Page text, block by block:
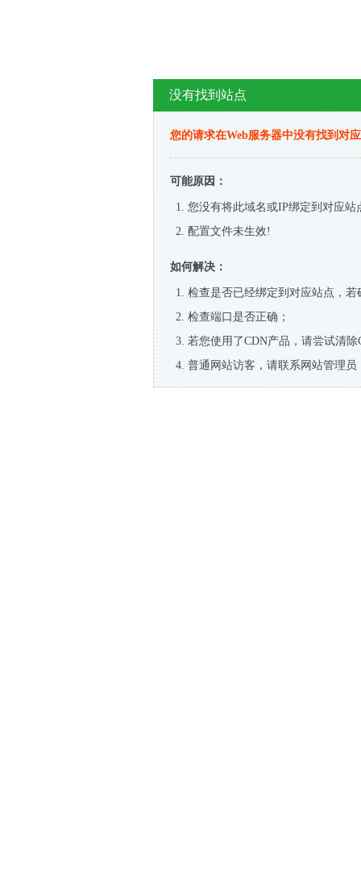
没有找到站点
您的请求在Web服务器中没有找到对
可能原因：
您没有将此域名或IP绑定到对应站
配置文件未生效!
如何解决：
检查是否已经绑定到对应站点，
检查端口是否正确；
若您使用了CDN产品，请尝试清除
普通网站访客，请联系网站管理员